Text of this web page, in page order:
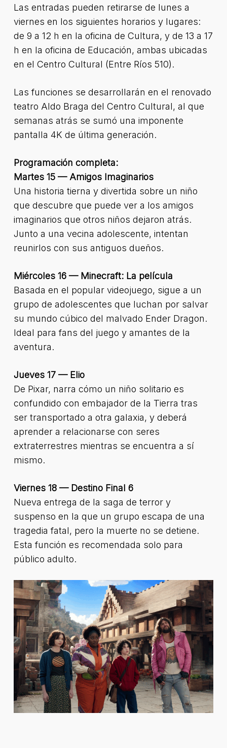
Las entradas pueden retirarse de lunes a
viernes en los siguientes horarios y lugares:
de 9 a 12 h en la oficina de Cultura, y de 13 a 17
h en la oficina de Educación, ambas ubicadas
en el Centro Cultural (Entre Ríos 510).
Las funciones se desarrollarán en el renovado
teatro Aldo Braga del Centro Cultural, al que
semanas atrás se sumó una imponente
pantalla 4K de última generación.
Programación completa:
Martes 15 — Amigos Imaginarios
Una historia tierna y divertida sobre un niño
que descubre que puede ver a los amigos
imaginarios que otros niños dejaron atrás.
Junto a una vecina adolescente, intentan
reunirlos con sus antiguos dueños.
Miércoles 16 — Minecraft: La película
Basada en el popular videojuego, sigue a un
grupo de adolescentes que luchan por salvar
su mundo cúbico del malvado Ender Dragon.
Ideal para fans del juego y amantes de la
aventura.
Jueves 17 — Elio
De Pixar, narra cómo un niño solitario es
confundido con embajador de la Tierra tras
ser transportado a otra galaxia, y deberá
aprender a relacionarse con seres
extraterrestres mientras se encuentra a sí
mismo.
Viernes 18 — Destino Final 6
Nueva entrega de la saga de terror y
suspenso en la que un grupo escapa de una
tragedia fatal, pero la muerte no se detiene.
Esta función es recomendada solo para
público adulto.